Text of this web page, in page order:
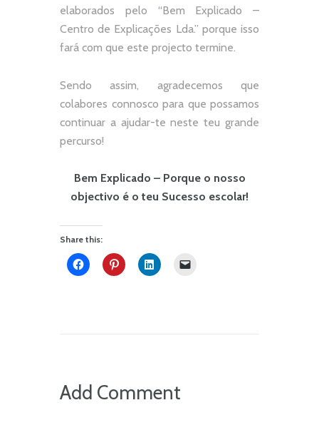
elaborados pelo “Bem Explicado –
Centro de Explicações Lda.” porque isso
fará com que este projecto termine.
Sendo assim, agradecemos que
colabores connosco para que possamos
continuar a ajudar-te neste teu grande
percurso!
Bem Explicado – Porque o nosso
objectivo é o teu Sucesso escolar!
Share this:
Add Comment